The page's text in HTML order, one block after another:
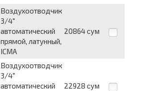
Воздухоотводчик
3/4"
автоматический
прямой, латунный,
ICMA
20864 сум
Воздухоотводчик
3/4"
автоматический
22928 сум